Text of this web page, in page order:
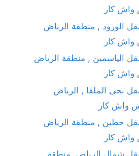
واش كار
الورود , منطقة الرياض
واش كار
الياسمين , منطقة الرياض
واش كار
بحى الملقا , الرياض
واش كار
حطين , منطقة الرياض
واش كار